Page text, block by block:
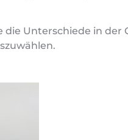
Unterschiede in der